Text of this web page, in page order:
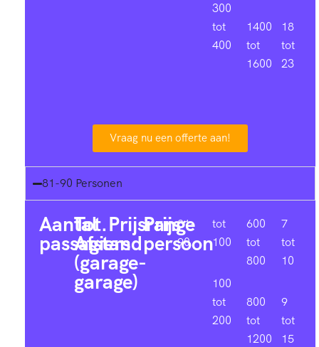
300
tot
400
1400
tot
1600
18
tot
23
Vraag nu een offerte aan!
81-90 Personen
Aantal
passagiers
Tot.
Afstand
(garage-
garage)
Prijsrange
Prijs
persoon
81-
90
tot
100
100
tot
200
600
tot
800
800
tot
1200
7
tot
10
9
tot
15